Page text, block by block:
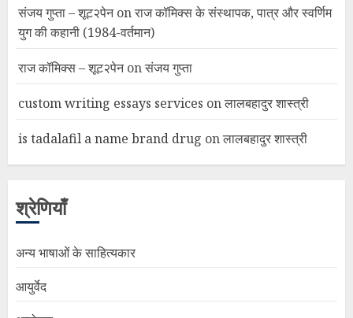
संजय गुप्ता – शूट२पेनonराज कॉमिक्स के संस्थापक, पात्र और स्वर्णिम
युग की कहानी (1984-वर्तमान)
राज कॉमिक्स – शूट२पेनonसंजय गुप्ता
custom writing essays services onलालबहादुर शास्त्री
is tadalafil a name brand drug onलालबहादुर शास्त्री
श्रेणियाँ
अन्य भाषाओं के साहित्यकार
आयुर्वेद